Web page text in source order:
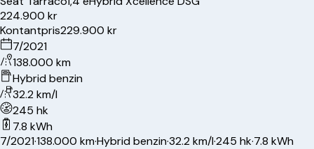
224.900 kr
Kontantpris229.900 kr
7/2021
138.000 km
Hybrid benzin
32.2 km/l
245 hk
7.8 kWh
7/2021·138.000 km·Hybrid benzin·32.2 km/l·245 hk·7.8 kWh